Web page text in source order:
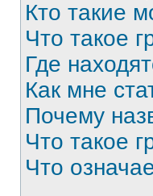
Кто такие
Что такое
Где
Как мне
Почему
Что такое
Что